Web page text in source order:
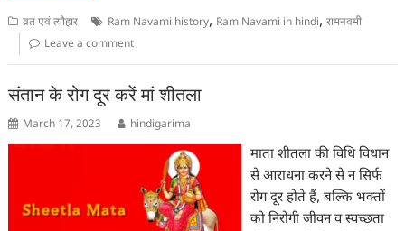
व्रत एवं त्यौहार Ram Navami history, Ram Navami in hindi,रामनवमी
Leave a comment
संतान के रोग दूर करें मां शीतला
March 17, 2023 hindigarima
माता शीतला की विधि विधान
से आराधना करने से न सिर्फ
रोग दूर होते हैं, बल्कि भक्तों
को निरोगी जीवन व स्वच्छता